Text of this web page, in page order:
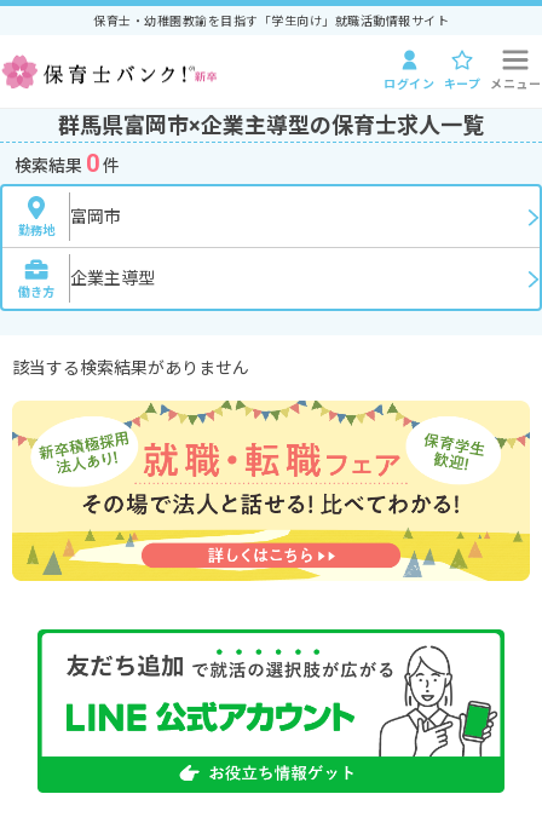
保育士・幼稚園教諭を目指す「学生向け」就職活動情報サイト
ログイン キープ メニュー
群馬県富岡市×企業主導型の保育士求人一覧
検索結果 0件
勤務地
富岡市
働き方
企業主導型
該当する検索結果がありません